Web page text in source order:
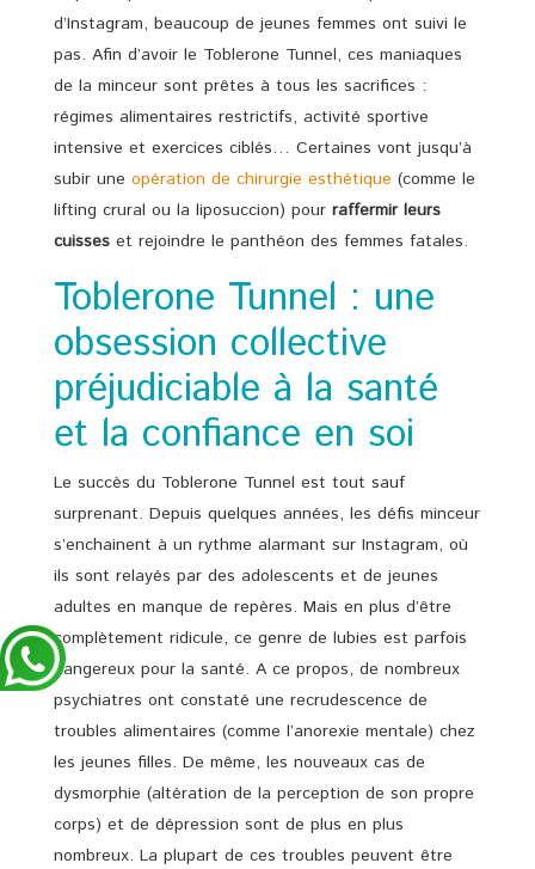
d’Instagram, beaucoup de jeunes femmes ont suivi le
pas. Afin d’avoir le Toblerone Tunnel, ces maniaques
de la minceur sont prêtes à tous les sacrifices :
régimes alimentaires restrictifs, activité sportive
intensive et exercices ciblés… Certaines vont jusqu’à
subir une opération de chirurgie esthétique (comme le
lifting crural ou la liposuccion) pour raffermir leurs
cuisses et rejoindre le panthéon des femmes fatales.
Toblerone Tunnel : une
obsession collective
préjudiciable à la santé
et la confiance en soi
Le succès du Toblerone Tunnel est tout sauf
surprenant. Depuis quelques années, les défis minceur
s’enchainent à un rythme alarmant sur Instagram, où
ils sont relayés par des adolescents et de jeunes
adultes en manque de repères. Mais en plus d’être
complètement ridicule, ce genre de lubies est parfois
dangereux pour la santé. A ce propos, de nombreux
psychiatres ont constaté une recrudescence de
troubles alimentaires (comme l’anorexie mentale) chez
les jeunes filles. De même, les nouveaux cas de
dysmorphie (altération de la perception de son propre
corps) et de dépression sont de plus en plus
nombreux. La plupart de ces troubles peuvent être